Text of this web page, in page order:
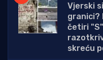
Vjerski
granici?
četiri
skreću